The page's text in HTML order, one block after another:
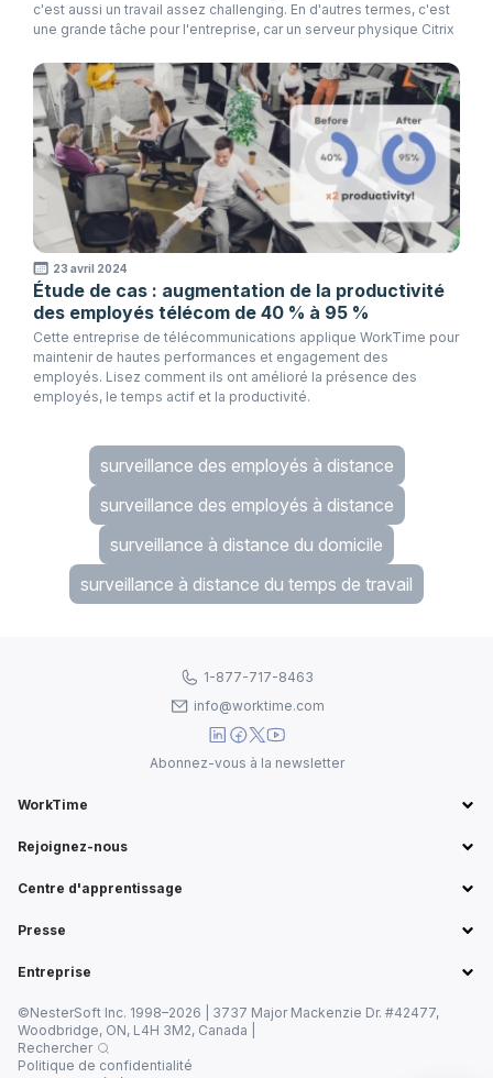
c'est aussi un travail assez challenging. En d'autres termes, c'est
une grande tâche pour l'entreprise, car un serveur physique Citrix
23 avril 2024
Étude de cas : augmentation de la productivité
des employés télécom de 40 % à 95 %
Cette entreprise de télécommunications applique WorkTime pour
maintenir de hautes performances et engagement des
employés. Lisez comment ils ont amélioré la présence des
employés, le temps actif et la productivité.
surveillance des employés à distance
surveillance des employés à distance
surveillance à distance du domicile
surveillance à distance du temps de travail
WorkTime
Rejoignez-nous
Centre d'apprentissage
Presse
Entreprise
1-877-717-8463
info@worktime.com
Abonnez-vous à la newsletter
©NesterSoft Inc. 1998–2026 | 3737 Major Mackenzie Dr. #42477,
Woodbridge, ON, L4H 3M2, Canada |
Rechercher
Politique de confidentialité